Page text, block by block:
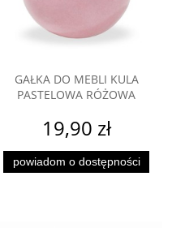
GAŁKA DO MEBLI KULA
PASTELOWA RÓŻOWA
19,90 zł
powiadom o dostępności